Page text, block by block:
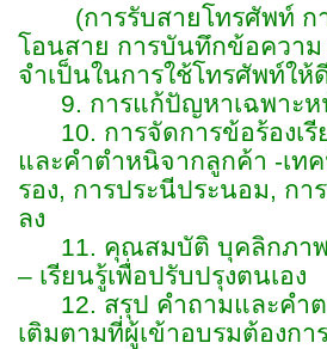
(การรับสายโทรศัพท์ กา
โอนสาย การบันทึกข้อควา
จำเป็นในการใช้โทรศัพท์ให้
9. การแก้ปัญหาเฉพาะห
10. การจัดการข้อร้องเ
และคำตำหนิจากลูกค้า -เท
รอง, การประนีประนอม, กา
ลง
11. คุณสมบัติ บุคลิกภาพ
– เรียนรู้เพื่อปรับปรุงตนเอง
12. สรุป คำถามและคำต
เติมตามที่ผู้เข้าอบรมต้องกา